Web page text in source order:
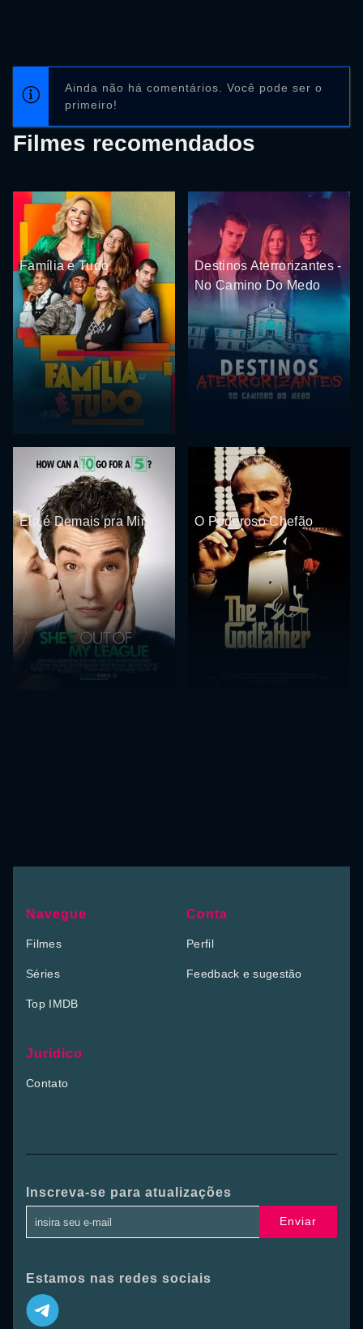
Ainda não há comentários. Você pode ser o
primeiro!
Filmes recomendados
Família é Tudo
Destinos Aterrorizantes -
No Camino Do Medo
Ela é Demais pra Mim O Poderoso Chefão
Navegue
Filmes
Séries
Top IMDB
Conta
Perfil
Feedback e sugestão
Jurídico
Contato
Inscreva-se para atualizações
Enviar
Estamos nas redes sociais